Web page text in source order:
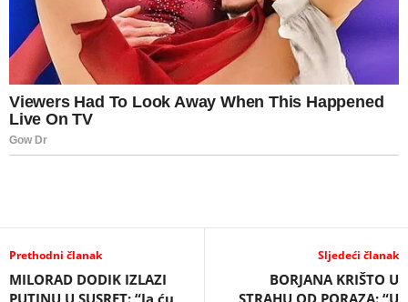
Prethodni članak
MILORAD DODIK IZLAZI
Sljedeći članak
BORJANA KRIŠTO U